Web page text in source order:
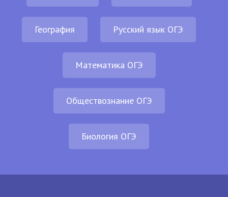
География Русский язык ОГЭ
Математика ОГЭ
Обществознание ОГЭ
Биология ОГЭ